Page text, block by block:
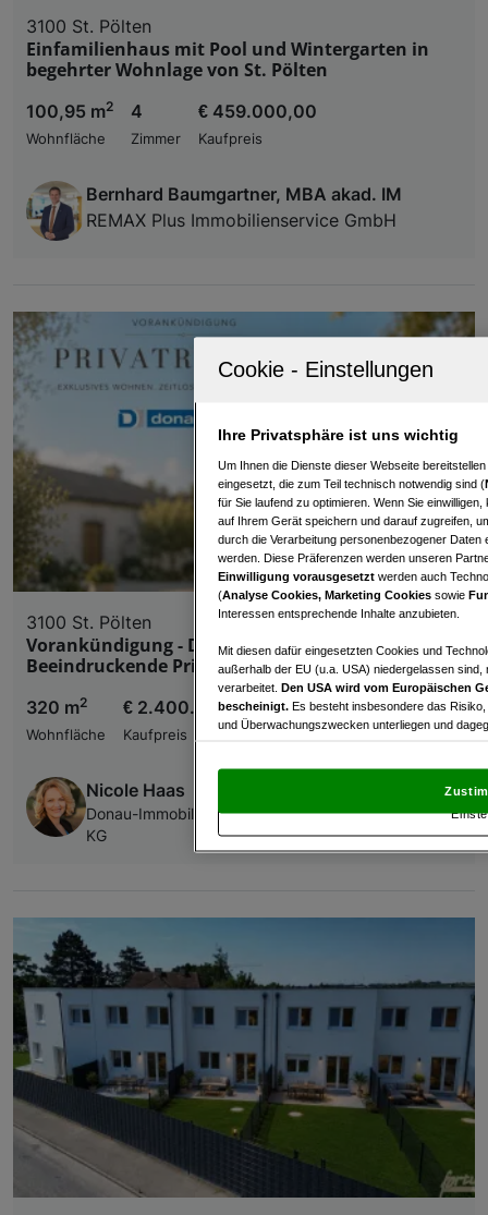
3100 St. Pölten
Einfamilienhaus mit Pool und Wintergarten in
begehrter Wohnlage von St. Pölten
100,95 m2
Wohnfläche
4
Zimmer
€ 459.000,00
Kaufpreis
Bernhard Baumgartner, MBA akad. IM
REMAX Plus Immobilienservice GmbH
3100 St. Pölten
Vorankündigung - Diskret - Exklusiv!
Beeindruckende Privatresidenz in St. Pölten!
320 m2
Wohnfläche
€ 2.400.000,00
Kaufpreis
Nicole Haas
Donau-Immobilien dieHausberater24 GmbH & CO
KG
Ihre Privatsphäre ist uns wichtig
Um Ihnen die Dienste dieser Webseite
eingesetzt, die zum Teil technisch notwendig sind (
für Sie laufend zu optimieren. Wenn Sie
auf Ihrem Gerät speichern und darauf zugreifen,
durch die Verarbeitung personenbezogener
werden. Diese Präferenzen werden unseren
Einwilligung vorausgesetzt werden auch
(Analyse Cookies, Marketing Cookies sowie
Interessen entsprechende Inhalte anzubieten.
Mit diesen dafür eingesetzten Cookies und
außerhalb der EU (u.a. USA) niedergelassen
verarbeitet. Den USA wird vom Europäischen
bescheinigt. Es besteht insbesondere das
und Überwachungszwecken unterliegen und
und Widerspruch gegen die Verarbeitung auf der
„Cookie Einstellungen“, die sich auf jeder Seite
und der Performance von Inhalten,
Liste der Partner (Lieferanten)